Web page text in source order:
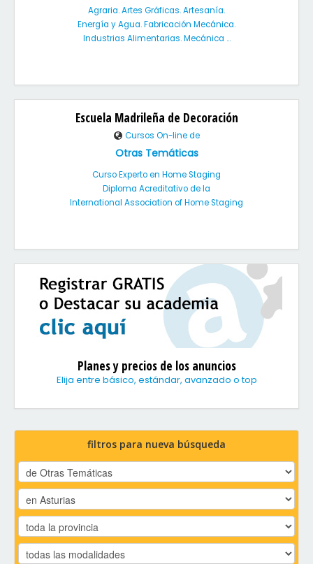
Agraria. Artes Gráficas. Artesanía.
Energía y Agua. Fabricación Mecánica.
Industrias Alimentarias. Mecánica ...
Escuela Madrileña de Decoración
Cursos On-line de
Otras Temáticas
Curso Experto en Home Staging
Diploma Acreditativo de la
International Association of Home Staging
Planes y precios de los anuncios
Elija entre básico, estándar, avanzado o top
filtros para nueva búsqueda